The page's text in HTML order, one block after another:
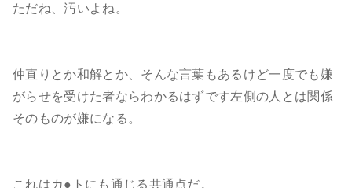
ただね、汚いよね。
仲直りとか和解とか、そんな言葉もあるけど一度でも嫌
がらせを受けた者ならわかるはずです左側の人とは関係
そのものが嫌になる。
これはカ●トにも通じる共通点だ。